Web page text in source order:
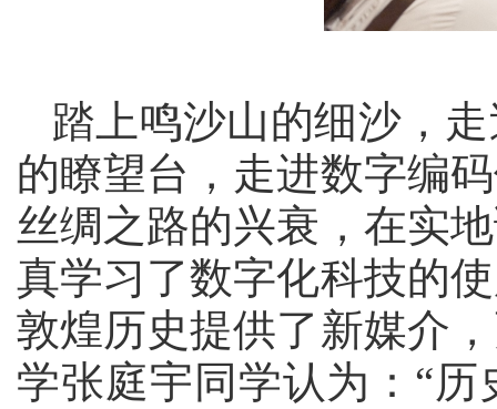
踏上鸣沙山的细沙，
的瞭望台，走进数字编
丝绸之路的兴衰，在实
真学习了数字化科技的
敦煌历史提供了新媒介
学张庭宇同学认为： “历